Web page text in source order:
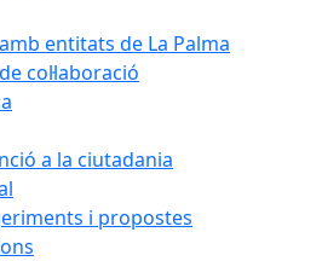
entitats de La Palma
col·laboració
a la ciutadania
i propostes